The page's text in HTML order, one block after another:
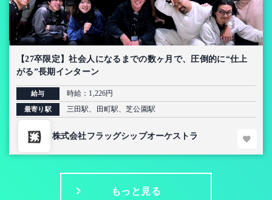
【27卒限定】社会人になるまでの数ヶ月で、圧倒的に“仕上
がる”長期インターン
給与 時給：1,226円
最寄り駅 三田駅、田町駅、芝公園駅
株式会社フラッグシップオーケストラ
もっと見る